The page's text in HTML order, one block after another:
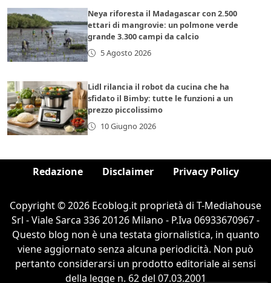
Neya riforesta il Madagascar con 2.500
ettari di mangrovie: un polmone verde
grande 3.300 campi da calcio
5 Agosto 2026
Lidl rilancia il robot da cucina che ha
sfidato il Bimby: tutte le funzioni a un
prezzo piccolissimo
10 Giugno 2026
Redazione Disclaimer Privacy Policy
Copyright © 2026 Ecoblog.it proprietà di T-Mediahouse
Srl - Viale Sarca 336 20126 Milano - P.Iva 06933670967 -
Questo blog non è una testata giornalistica, in quanto
viene aggiornato senza alcuna periodicità. Non può
pertanto considerarsi un prodotto editoriale ai sensi
della legge n. 62 del 07.03.2001